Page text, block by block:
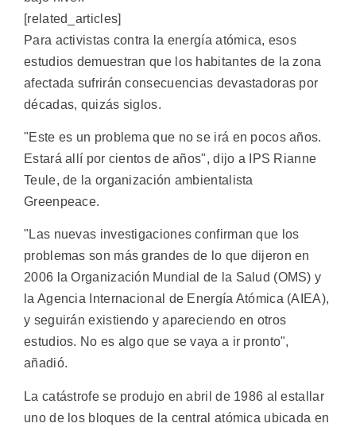
[related_articles]
Para activistas contra la energía atómica, esos
estudios demuestran que los habitantes de la zona
afectada sufrirán consecuencias devastadoras por
décadas, quizás siglos.
"Este es un problema que no se irá en pocos años.
Estará allí por cientos de años", dijo a IPS Rianne
Teule, de la organización ambientalista
Greenpeace.
"Las nuevas investigaciones confirman que los
problemas son más grandes de lo que dijeron en
2006 la Organización Mundial de la Salud (OMS) y
la Agencia Internacional de Energía Atómica (AIEA),
y seguirán existiendo y apareciendo en otros
estudios. No es algo que se vaya a ir pronto",
añadió.
La catástrofe se produjo en abril de 1986 al estallar
uno de los bloques de la central atómica ubicada en